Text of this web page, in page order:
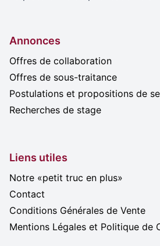
Annonces
Offres de collaboration
Offres de sous-traitance
Postulations et propositions de
Recherches de stage
Liens utiles
Notre «petit truc en plus»
Contact
Conditions Générales de Vente
Mentions Légales et Politique de